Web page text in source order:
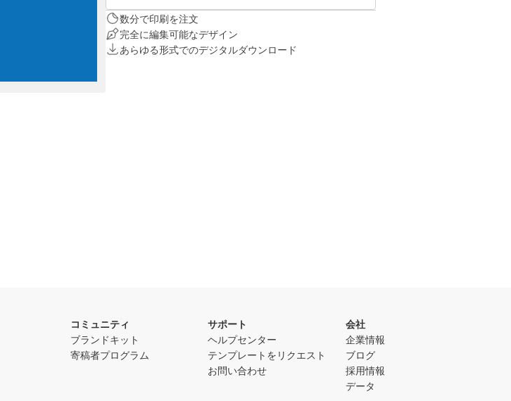
数分で印刷を注文
完全に編集可能なデザイン
あらゆる形式でのデジタルダウンロード
コミュニティ
ブランドキット
寄稿者プログラム
サポート
ヘルプセンター
テンプレートをリクエスト
お問い合わせ
会社
企業情報
ブログ
採用情報
データ